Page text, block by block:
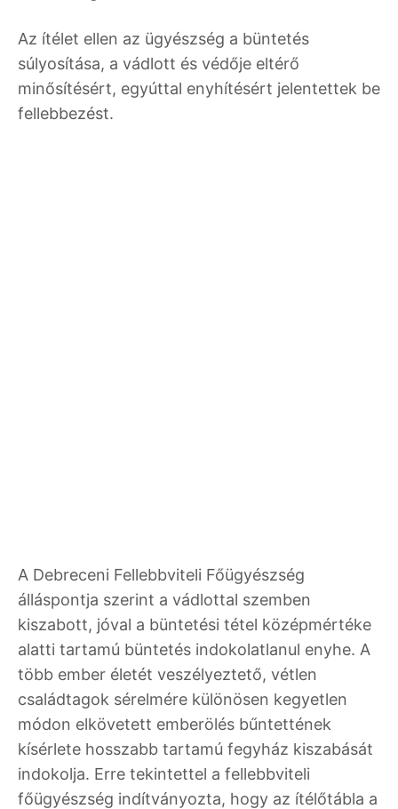
Az ítélet ellen az ügyészség a büntetés
súlyosítása, a vádlott és védője eltérő
minősítésért, egyúttal enyhítésért jelentettek be
fellebbezést.
A Debreceni Fellebbviteli Főügyészség
álláspontja szerint a vádlottal szemben
kiszabott, jóval a büntetési tétel középmértéke
alatti tartamú büntetés indokolatlanul enyhe. A
több ember életét veszélyeztető, vétlen
családtagok sérelmére különösen kegyetlen
módon elkövetett emberölés bűntettének
kísérlete hosszabb tartamú fegyház kiszabását
indokolja. Erre tekintettel a fellebbviteli
főügyészség indítványozta, hogy az ítélőtábla a